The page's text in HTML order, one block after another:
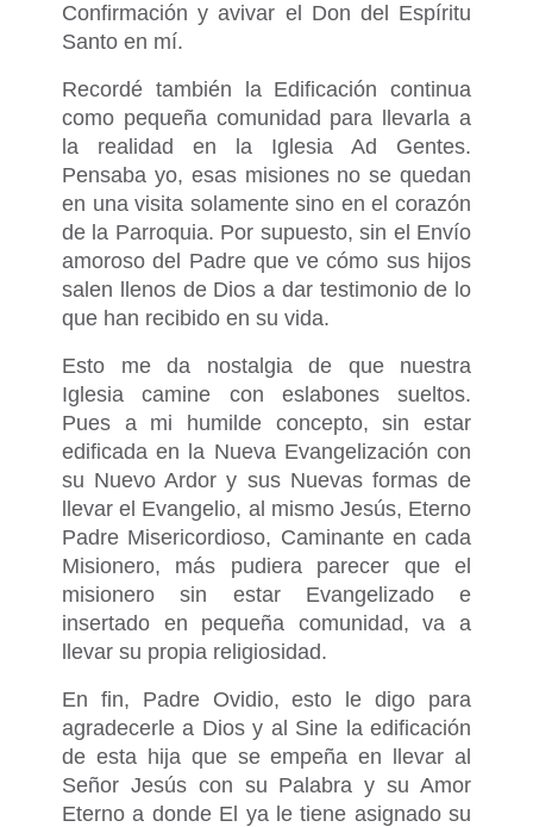
Confirmación y avivar el Don del Espíritu
Santo en mí.
Recordé también la Edificación continua
como pequeña comunidad para llevarla a
la realidad en la Iglesia Ad Gentes.
Pensaba yo, esas misiones no se quedan
en una visita solamente sino en el corazón
de la Parroquia. Por supuesto, sin el Envío
amoroso del Padre que ve cómo sus hijos
salen llenos de Dios a dar testimonio de lo
que han recibido en su vida.
Esto me da nostalgia de que nuestra
Iglesia camine con eslabones sueltos.
Pues a mi humilde concepto, sin estar
edificada en la Nueva Evangelización con
su Nuevo Ardor y sus Nuevas formas de
llevar el Evangelio, al mismo Jesús, Eterno
Padre Misericordioso, Caminante en cada
Misionero, más pudiera parecer que el
misionero sin estar Evangelizado e
insertado en pequeña comunidad, va a
llevar su propia religiosidad.
En fin, Padre Ovidio, esto le digo para
agradecerle a Dios y al Sine la edificación
de esta hija que se empeña en llevar al
Señor Jesús con su Palabra y su Amor
Eterno a donde El ya le tiene asignado su